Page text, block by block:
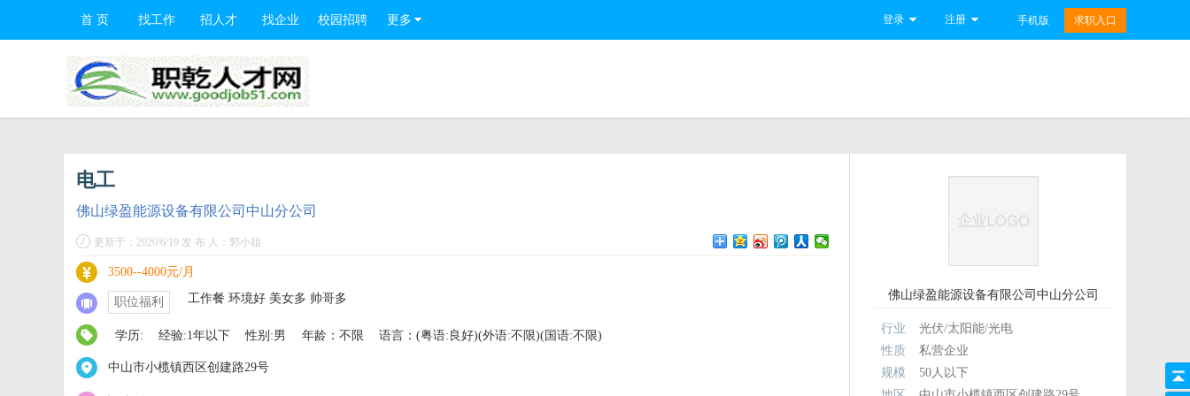
首 页 找工作 招人才 找企业 校园招聘 更多 手机版 求职入口
注册
登录
电工
佛山绿盈能源设备有限公司中山分公司
更新于：2020/6/19 发 布 人：郭小姐
3500--4000元/月
职位福利 工作餐 环境好 美女多 帅哥多
学历: 经验:1年以下 性别:男 年龄：不限 语言：(粤语:良好)(外语:不限)(国语:不限)
中山市小榄镇西区创建路29号
佛山绿盈能源设备有限公司中山分公司
行业
光伏/太阳能/光电
性质
私营企业
规模
50人以下